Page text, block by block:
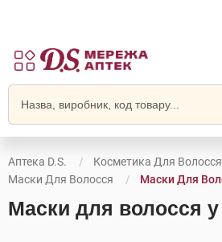
Аптека D.S.
Косметика Для Волосся
Маски Для Волосся
Маски Для
Маски для волосся